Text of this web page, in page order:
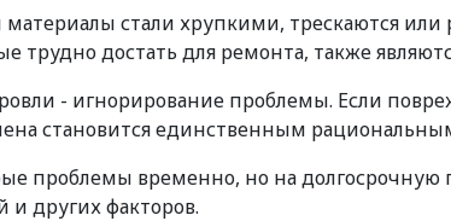
стали хрупкими, трескаются
достать для ремонта, также
- игнорирование проблемы. Если
становится единственным
проблемы временно, но на долгосрочную
других факторов.